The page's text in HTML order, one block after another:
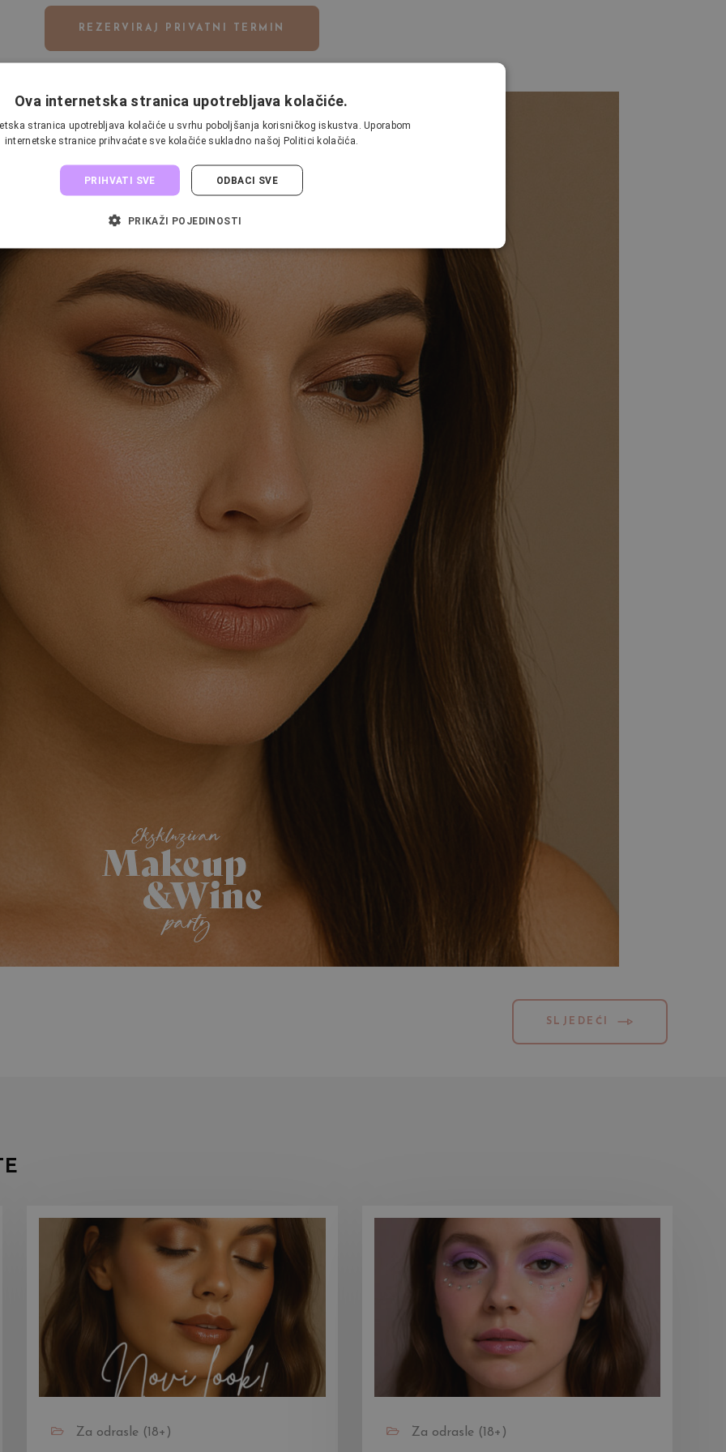
REZERVIRAJ PRIVATNI TERMIN
SLJEDEĆI
Za odrasle (18+) Za odrasle (18+)
Ova internetska stranica upotrebljava kolačiće.
stranica upotrebljava kolačiće u svrhu poboljšanja korisničkog iskustva. Uporabom
internetske stranice prihvaćate sve kolačiće sukladno našoj Politici kolačića.
PRIHVATI SVE ODBACI SVE
PRIKAŽI POJEDINOSTI